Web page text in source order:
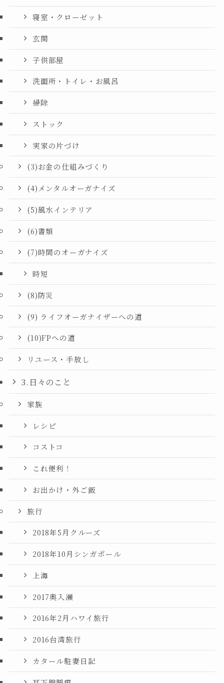
寝室・クローゼット
玄関
子供部屋
洗面所・トイレ・お風呂
掃除
ストック
実家の片づけ
(3)お金の仕組みづくり
(4)メンタルオーガナイズ
(5)風水インテリア
(6)書類
(7)時間のオーガナイズ
時短
(8)防災
(9) ライフオーガナイザーへの道
(10)FPへの道
リユース・手放し
3.日々のこと
家族
レシピ
コストコ
これ便利！
お出かけ・外ご飯
旅行
2018年5月クルーズ
2018年10月シンガポール
上海
2017奥入瀬
2016年2月ハワイ旅行
2016台湾旅行
カタール駐妻日記